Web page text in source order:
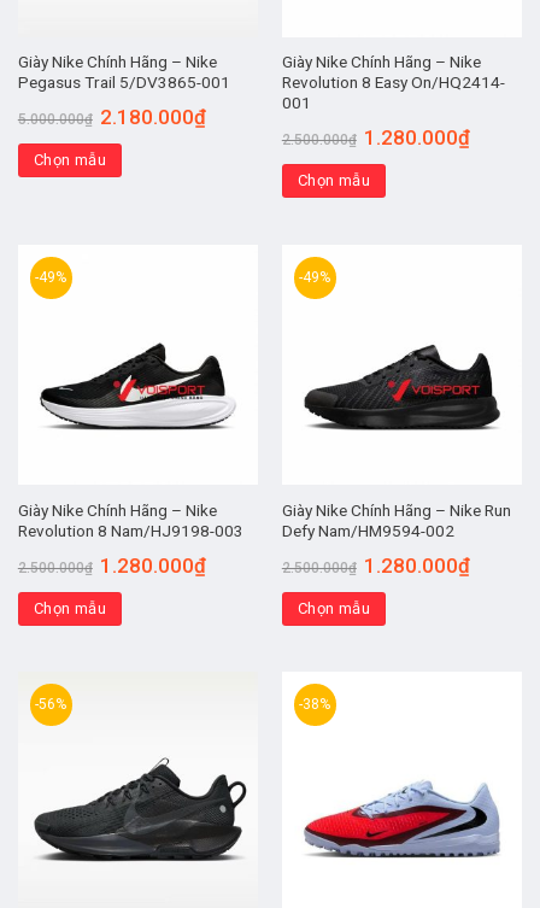
Giày Nike Chính Hãng – Nike
Pegasus Trail 5/DV3865-001
5.000.000₫ 2.180.000₫
Chọn mẫu
Giày Nike Chính Hãng – Nike
Revolution 8 Easy On/HQ2414-
001
2.500.000₫ 1.280.000₫
Chọn mẫu
-49%
Giày Nike Chính Hãng – Nike
Revolution 8 Nam/HJ9198-003
2.500.000₫ 1.280.000₫
Chọn mẫu
-49%
Giày Nike Chính Hãng – Nike Run
Defy Nam/HM9594-002
2.500.000₫ 1.280.000₫
Chọn mẫu
-56% -38%